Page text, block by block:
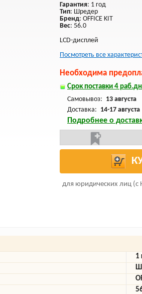
Гарантия: 1 год
Тип: Шредер
Бренд: OFFICE KIT
Вес: 56.0
LCD-дисплей
Посмотреть все
Необходима
Срок поставки 4
Самовывоз: 13 августа
Доставка: 14-17 августа
Подробнее о
для юридических лиц (с
1